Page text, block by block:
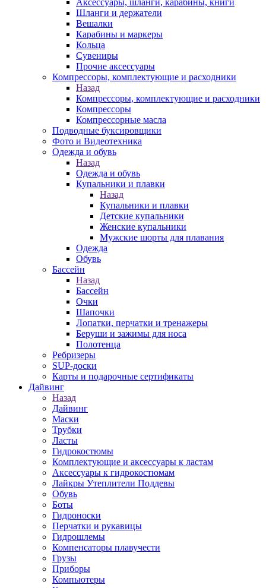
Аксессуары, шланги, карабины, книги
Шланги и держатели
Вешалки
Карабины и маркеры
Кольца
Сувениры
Прочие аксессуары
Компрессоры, комплектующие и расходники
Назад
Компрессоры, комплектующие и расходники
Компрессоры
Компрессорные масла
Подводные буксировщики
Фото и Видеотехника
Одежда и обувь
Назад
Одежда и обувь
Купальники и плавки
Назад
Купальники и плавки
Детские купальники
Женские купальники
Мужские шорты для плавания
Одежда
Обувь
Бассейн
Назад
Бассейн
Очки
Шапочки
Лопатки, перчатки и тренажеры
Беруши и зажимы для носа
Полотенца
Ребризеры
SUP-доски
Карты и подарочные сертификаты
Дайвинг
Назад
Дайвинг
Маски
Трубки
Ласты
Гидрокостюмы
Комплектующие и аксессуары к ластам
Аксессуары к гидрокостюмам
Лайкры Утеплители Поддевы
Обувь
Боты
Гидроноски
Перчатки и рукавицы
Гидрошлемы
Компенсаторы плавучести
Грузы
Приборы
Компьютеры